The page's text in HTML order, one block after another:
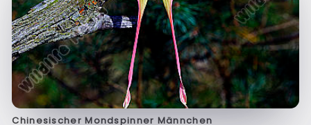
Chinesischer Mondspinner Männchen